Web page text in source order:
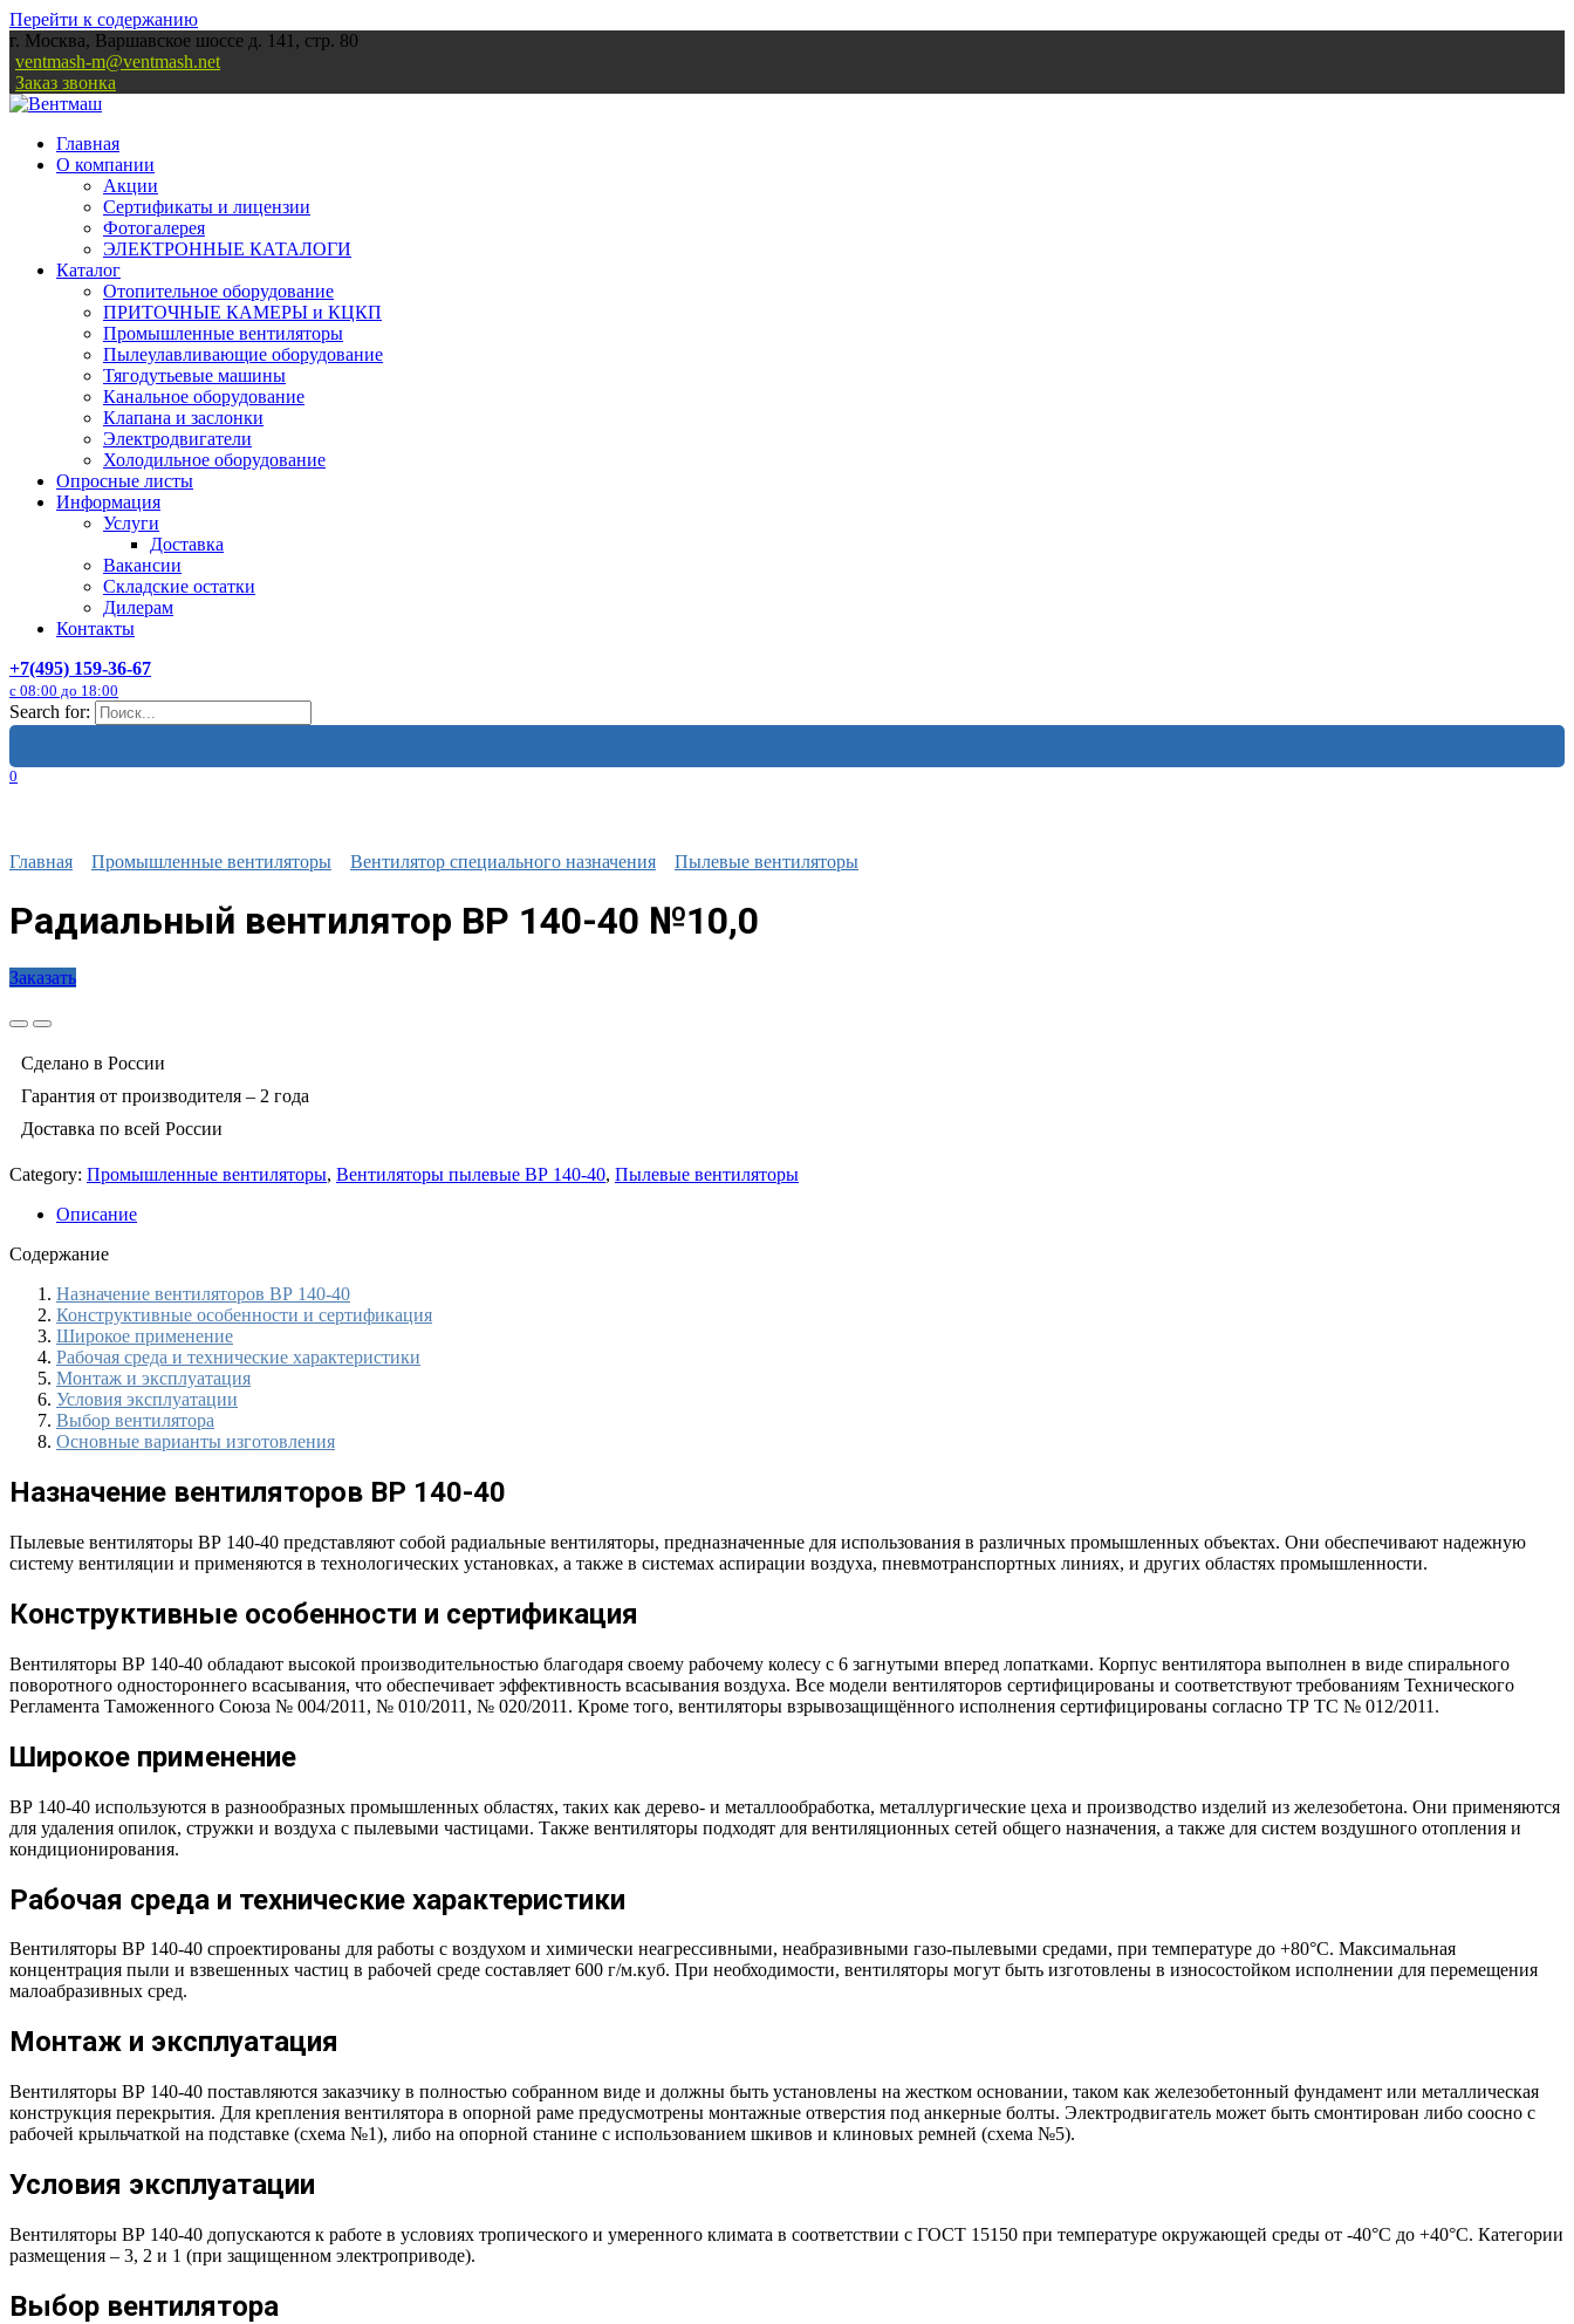
Перейти к содержанию
г. Москва, Варшавское шоссе д. 141, стр. 80
ventmash-m@ventmash.net
Заказ звонка
Главная
О компании
Акции
Сертификаты и лицензии
Фотогалерея
ЭЛЕКТРОННЫЕ КАТАЛОГИ
Каталог
Отопительное оборудование
ПРИТОЧНЫЕ КАМЕРЫ и КЦКП
Промышленные вентиляторы
Пылеулавливающие оборудование
Тягодутьевые машины
Канальное оборудование
Клапана и заслонки
Электродвигатели
Холодильное оборудование
Опросные листы
Информация
Услуги
Доставка
Вакансии
Складские остатки
Дилерам
Контакты
+7(495) 159-36-67
с 08:00 до 18:00
Search for:
0
Главная Промышленные вентиляторы Вентилятор специального назначения Пылевые вентиляторы
Радиальный вентилятор ВР 140-40 №10,0
Заказать
Сделано в России
Гарантия от производителя – 2 года
Доставка по всей России
Category: Промышленные вентиляторы, Вентиляторы пылевые ВР 140-40, Пылевые вентиляторы
Описание
Содержание
Назначение вентиляторов ВР 140-40
Конструктивные особенности и сертификация
Широкое применение
Рабочая среда и технические характеристики
Монтаж и эксплуатация
Условия эксплуатации
Выбор вентилятора
Основные варианты изготовления
Назначение вентиляторов ВР 140-40
Пылевые вентиляторы ВР 140-40 представляют собой радиальные вентиляторы, предназначенные для использования в различных промышленных объектах. Они обеспечивают надежную
систему вентиляции и применяются в технологических установках, а также в системах аспирации воздуха, пневмотранспортных линиях, и других областях промышленности.
Конструктивные особенности и сертификация
Вентиляторы ВР 140-40 обладают высокой производительностью благодаря своему рабочему колесу с 6 загнутыми вперед лопатками. Корпус вентилятора выполнен в виде спирального
поворотного одностороннего всасывания, что обеспечивает эффективность всасывания воздуха. Все модели вентиляторов сертифицированы и соответствуют требованиям Технического
Регламента Таможенного Союза № 004/2011, № 010/2011, № 020/2011. Кроме того, вентиляторы взрывозащищённого исполнения сертифицированы согласно ТР ТС № 012/2011.
Широкое применение
ВР 140-40 используются в разнообразных промышленных областях, таких как дерево- и металлообработка, металлургические цеха и производство изделий из железобетона. Они применяются
для удаления опилок, стружки и воздуха с пылевыми частицами. Также вентиляторы подходят для вентиляционных сетей общего назначения, а также для систем воздушного отопления и
кондиционирования.
Рабочая среда и технические характеристики
Вентиляторы ВР 140-40 спроектированы для работы с воздухом и химически неагрессивными, неабразивными газо-пылевыми средами, при температуре до +80°С. Максимальная
концентрация пыли и взвешенных частиц в рабочей среде составляет 600 г/м.куб. При необходимости, вентиляторы могут быть изготовлены в износостойком исполнении для перемещения
малоабразивных сред.
Монтаж и эксплуатация
Вентиляторы ВР 140-40 поставляются заказчику в полностью собранном виде и должны быть установлены на жестком основании, таком как железобетонный фундамент или металлическая
конструкция перекрытия. Для крепления вентилятора в опорной раме предусмотрены монтажные отверстия под анкерные болты. Электродвигатель может быть смонтирован либо соосно с
рабочей крыльчаткой на подставке (схема №1), либо на опорной станине с использованием шкивов и клиновых ремней (схема №5).
Условия эксплуатации
Вентиляторы ВР 140-40 допускаются к работе в условиях тропического и умеренного климата в соответствии с ГОСТ 15150 при температуре окружающей среды от -40°С до +40°С. Категории
размещения – 3, 2 и 1 (при защищенном электроприводе).
Выбор вентилятора